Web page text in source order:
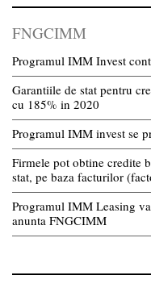
FNGCIMM
Programul IMM Invest
Garantiile de stat pentru
cu 185% in 2020
Programul IMM invest se
Firmele pot obtine credite
stat, pe baza facturilor
Programul IMM Leasing
anunta FNGCIMM